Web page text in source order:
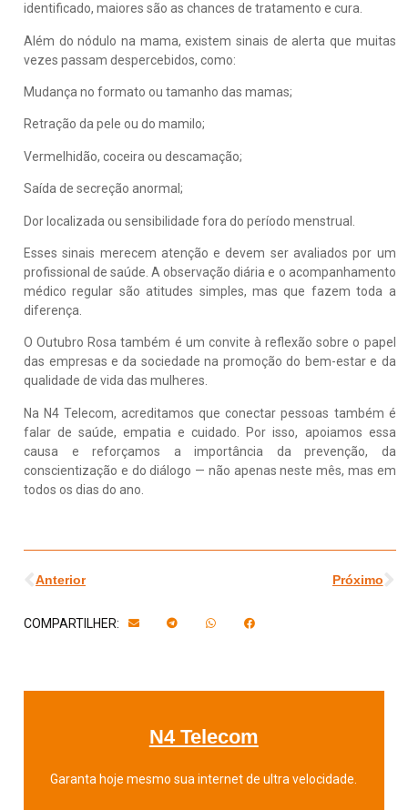
identificado, maiores são as chances de tratamento e cura.
Além do nódulo na mama, existem sinais de alerta que muitas
vezes passam despercebidos, como:
Mudança no formato ou tamanho das mamas;
Retração da pele ou do mamilo;
Vermelhidão, coceira ou descamação;
Saída de secreção anormal;
Dor localizada ou sensibilidade fora do período menstrual.
Esses sinais merecem atenção e devem ser avaliados por um
profissional de saúde. A observação diária e o acompanhamento
médico regular são atitudes simples, mas que fazem toda a
diferença.
O Outubro Rosa também é um convite à reflexão sobre o papel
das empresas e da sociedade na promoção do bem-estar e da
qualidade de vida das mulheres.
Na N4 Telecom, acreditamos que conectar pessoas também é
falar de saúde, empatia e cuidado. Por isso, apoiamos essa
causa e reforçamos a importância da prevenção, da
conscientização e do diálogo — não apenas neste mês, mas em
todos os dias do ano.
Anterior Próximo
COMPARTILHER:
N4 Telecom
Garanta hoje mesmo sua internet de ultra velocidade.